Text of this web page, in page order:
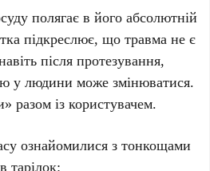
полягає в його абсолютній
підкреслює, що травма не є
після протезування,
у людини може змінюватися.
разом із користувачем.
ознайомилися з тонкощами
тарілок: